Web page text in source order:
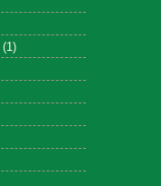
(1)